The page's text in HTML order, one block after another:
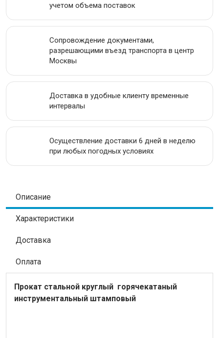
учетом объема поставок
Сопровождение документами,
разрешающими въезд транспорта в центр
Москвы
Доставка в удобные клиенту временные
интервалы
Осуществление доставки 6 дней в неделю
при любых погодных условиях
Описание
Характеристики
Доставка
Оплата
Прокат стальной круглый горячекатаный
инструментальный штамповый